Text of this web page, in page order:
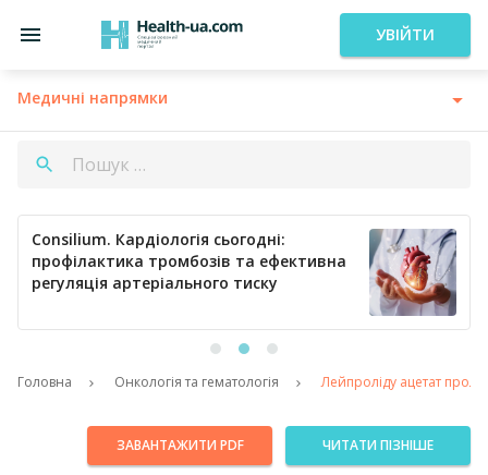
УВІЙТИ
Медичні напрямки
Consilium. Кардіологія сьогодні:
профілактика тромбозів та ефективна
регуляція артеріального тиску
Головна Онкологія та гематологія Лейпроліду ацетат
ЗАВАНТАЖИТИ PDF ЧИТАТИ ПІЗНІШЕ